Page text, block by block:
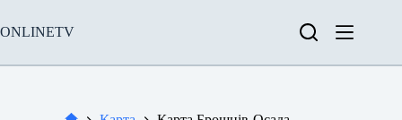
вмісту
ONLINETV